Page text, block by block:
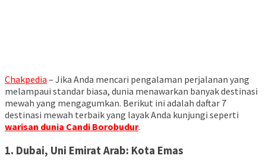
Chakpedia – Jika Anda mencari pengalaman perjalanan yang
melampaui standar biasa, dunia menawarkan banyak destinasi
mewah yang mengagumkan. Berikut ini adalah daftar 7
destinasi mewah terbaik yang layak Anda kunjungi seperti
warisan dunia Candi Borobudur.
1. Dubai, Uni Emirat Arab: Kota Emas